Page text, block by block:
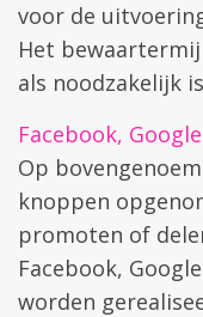
voor de
Het
als noodzakelijk
Facebook,
Op
knoppen
promoten of
Facebook,
worden